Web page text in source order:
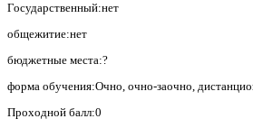
Государственный:нет
общежитие:нет
бюджетные места:?
форма обучения:Очно, очно-заочно,
Проходной балл:0